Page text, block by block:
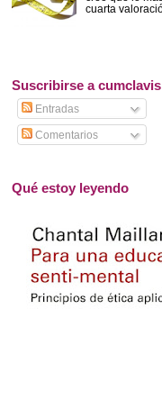
cuarta
Suscribirse a cumclavis
Entradas
Comentarios
Qué estoy leyendo